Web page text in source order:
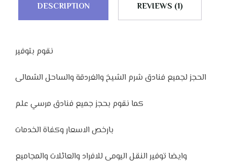
DESCRIPTION REVIEWS (1)
نقوم بتوفير
الحجز لجميع فنادق شرم الشيخ والغردقة والساحل الشمالى
كما نقوم بحجز جميع فنادق مرسي علم
بارخص الاسعار وكفاة الخدمات
وايضا توفير النقل اليومى للافراد والعائلات والمجاميع